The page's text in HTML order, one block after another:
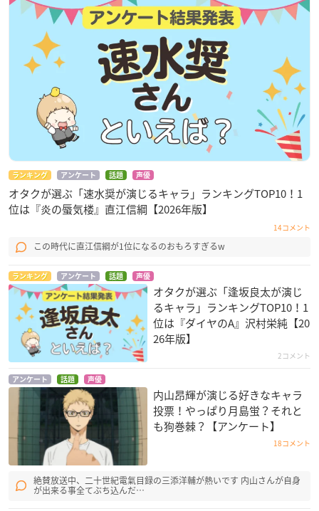
ランキング アンケート 話題 声優
オタクが選ぶ「速水奨が演じるキャラ」ランキングTOP10！1
位は『炎の蜃気楼』直江信綱【2026年版】
14コメント
この時代に直江信綱が1位になるのおもろすぎるw
ランキング アンケート 話題 声優
オタクが選ぶ「逢坂良太が演じ
るキャラ」ランキングTOP10！1
位は『ダイヤのA』沢村栄純【20
26年版】
2コメント
アンケート 話題 声優
内山昂輝が演じる好きなキャラ
投票！やっぱり月島蛍？それと
も狗巻棘？【アンケート】
18コメント
絶賛放送中、二十世紀電氣目録の三添洋輔が熱いです 内山さんが自身
が出来る事全てぶち込んだ…